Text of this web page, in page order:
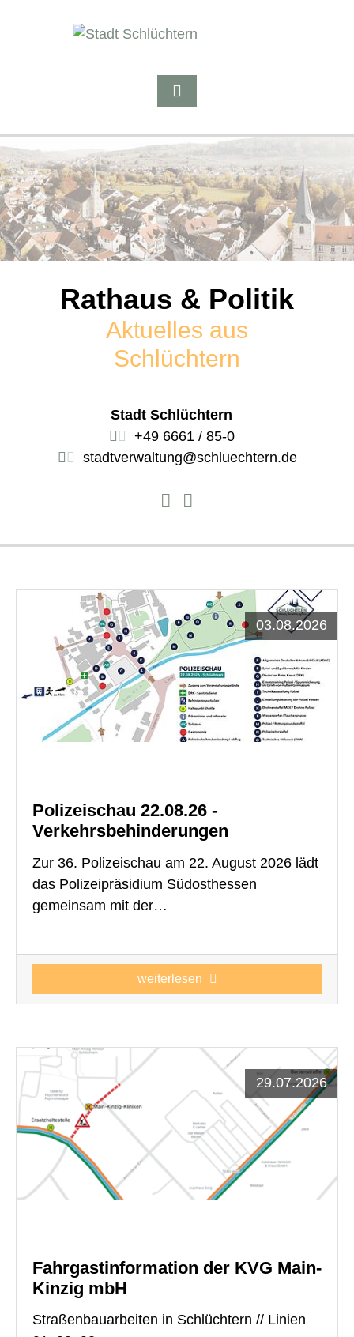
Rathaus & Politik
Aktuelles aus
Schlüchtern
Stadt Schlüchtern
+49 6661 / 85-0
stadtverwaltung@schluechtern.de
03.08.2026
Polizeischau 22.08.26 -
Verkehrsbehinderungen
Zur 36. Polizeischau am 22. August 2026 lädt
das Polizeipräsidium Südosthessen
gemeinsam mit der…
weiterlesen
29.07.2026
Fahrgastinformation der KVG Main-
Kinzig mbH
Straßenbauarbeiten in Schlüchtern // Linien